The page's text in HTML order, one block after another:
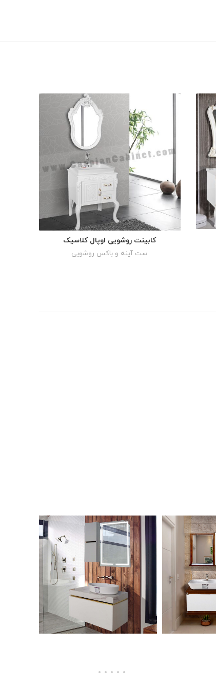
READ MORE
کابینت روشویی اوپال کلاسیک
ست آینه و باکس روشویی